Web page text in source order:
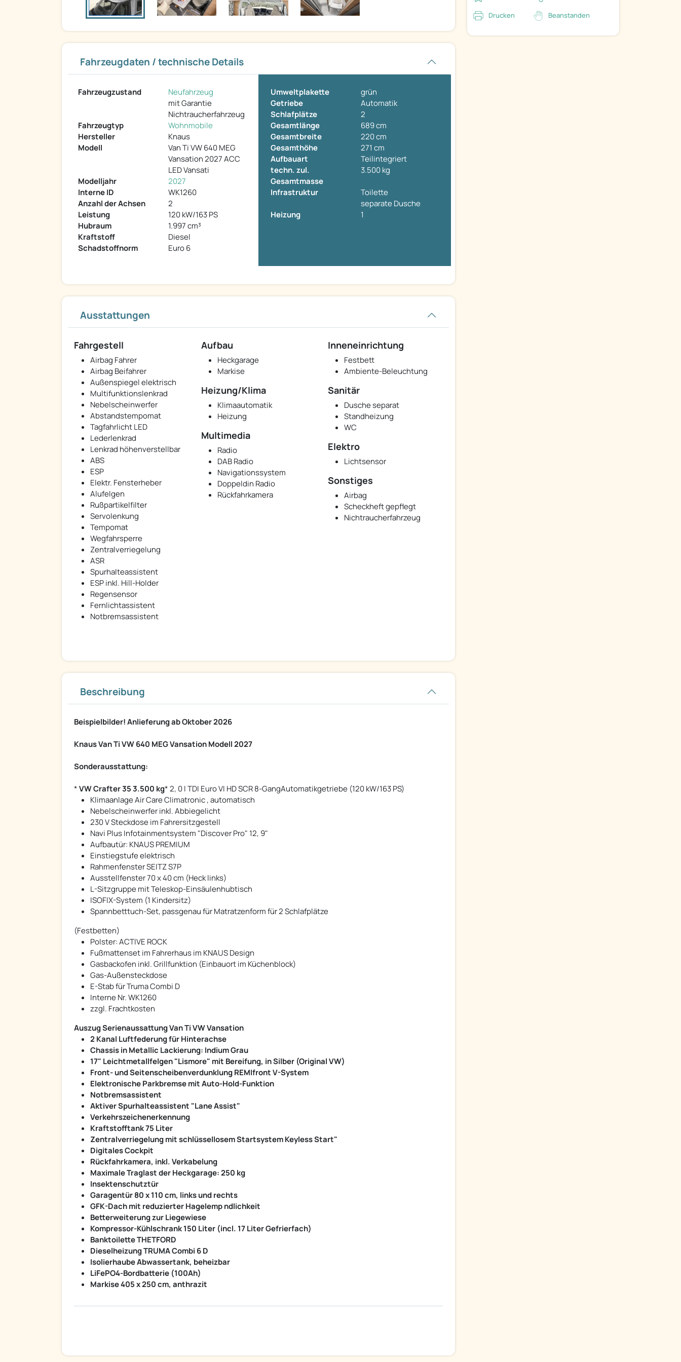
Fahrzeugdaten / technische Details
Fahrzeugzustand
Neufahrzeug
mit Garantie
Nichtraucherfahrzeug
Fahrzeugtyp
Wohnmobile
Hersteller
Knaus
Modell
Van Ti VW 640 MEG
Vansation 2027 ACC
LED Vansati
Modelljahr
2027
Interne ID
WK1260
Anzahl der Achsen
2
Leistung
120 kW/163 PS
Hubraum
1.997 cm³
Kraftstoff
Diesel
Schadstoffnorm
Euro 6
Umweltplakette
grün
Getriebe
Automatik
Schlafplätze
2
Gesamtlänge
689 cm
Gesamtbreite
220 cm
Gesamthöhe
271 cm
Aufbauart
Teilintegriert
techn. zul.
Gesamtmasse
3.500 kg
Infrastruktur
Toilette
separate Dusche
Heizung
1
Ausstattungen
Fahrgestell
Airbag Fahrer
Airbag Beifahrer
Außenspiegel elektrisch
Multifunktionslenkrad
Nebelscheinwerfer
Abstandstempomat
Tagfahrlicht LED
Lederlenkrad
Lenkrad höhenverstellbar
ABS
ESP
Elektr. Fensterheber
Alufelgen
Rußpartikelfilter
Servolenkung
Tempomat
Wegfahrsperre
Zentralverriegelung
ASR
Spurhalteassistent
ESP inkl. Hill-Holder
Regensensor
Fernlichtassistent
Notbremsassistent
Aufbau
Heckgarage
Markise
Inneneinrichtung
Festbett
Ambiente-Beleuchtung
Heizung/Klima
Klimaautomatik
Heizung
Sanitär
Dusche separat
Standheizung
WC
Multimedia
Radio
DAB Radio
Navigationssystem
Doppeldin Radio
Rückfahrkamera
Elektro
Lichtsensor
Sonstiges
Airbag
Scheckheft gepflegt
Nichtraucherfahrzeug
Beschreibung
Beispielbilder! Anlieferung ab Oktober 2026
Knaus Van Ti VW 640 MEG Vansation Modell 2027
Sonderausstattung:
*VW Crafter 35 3.500 kg* 2, 0 l TDI Euro VI HD SCR 8-GangAutomatikgetriebe (120 kW/163 PS)
Klimaanlage Air Care Climatronic , automatisch
Nebelscheinwerfer inkl. Abbiegelicht
230 V Steckdose im Fahrersitzgestell
Navi Plus Infotainmentsystem "Discover Pro" 12, 9"
Aufbautür: KNAUS PREMIUM
Einstiegstufe elektrisch
Rahmenfenster SEITZ S7P
Ausstellfenster 70 x 40 cm (Heck links)
L-Sitzgruppe mit Teleskop-Einsäulenhubtisch
ISOFIX-System (1 Kindersitz)
Spannbetttuch-Set, passgenau für Matratzenform für 2 Schlafplätze
(Festbetten)
Polster: ACTIVE ROCK
Fußmattenset im Fahrerhaus im KNAUS Design
Gasbackofen inkl. Grillfunktion (Einbauort im Küchenblock)
Gas-Außensteckdose
E-Stab für Truma Combi D
Interne Nr. WK1260
zzgl. Frachtkosten
Auszug Serienaussattung Van Ti VW Vansation
2 Kanal Luftfederung für Hinterachse
Chassis in Metallic Lackierung: Indium Grau
17" Leichtmetallfelgen "Lismore" mit Bereifung, in Silber (Original VW)
Front- und Seitenscheibenverdunklung REMIfront V-System
Elektronische Parkbremse mit Auto-Hold-Funktion
Notbremsassistent
Aktiver Spurhalteassistent "Lane Assist"
Verkehrszeichenerkennung
Kraftstofftank 75 Liter
Zentralverriegelung mit schlüssellosem Startsystem Keyless Start"
Digitales Cockpit
Rückfahrkamera, inkl. Verkabelung
Maximale Traglast der Heckgarage: 250 kg
Insektenschutztür
Garagentür 80 x 110 cm, links und rechts
GFK-Dach mit reduzierter Hagelemp ndlichkeit
Betterweiterung zur Liegewiese
Kompressor-Kühlschrank 150 Liter (incl. 17 Liter Gefrierfach)
Banktoilette THETFORD
Dieselheizung TRUMA Combi 6 D
Isolierhaube Abwassertank, beheizbar
LiFePO4-Bordbatterie (100Ah)
Markise 405 x 250 cm, anthrazit
Drucken Beanstanden